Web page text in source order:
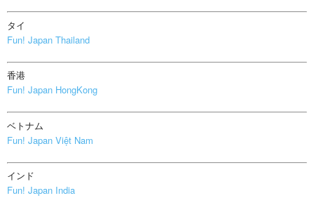
タイ
Fun! Japan Thailand
香港
Fun! Japan HongKong
ベトナム
Fun! Japan Việt Nam
インド
Fun! Japan India